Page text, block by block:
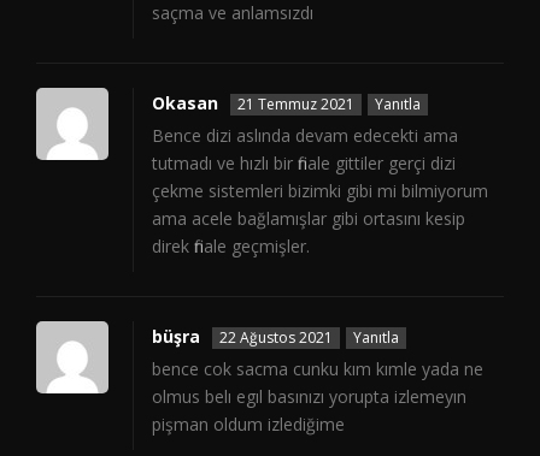
saçma ve anlamsızdı
Okasan 21 Temmuz 2021 Yanıtla
Bence dizi aslında devam edecekti ama
tutmadı ve hızlı bir finale gittiler gerçi dizi
çekme sistemleri bizimki gibi mi bilmiyorum
ama acele bağlamışlar gibi ortasını kesip
direk finale geçmişler.
büşra 22 Ağustos 2021 Yanıtla
bence cok sacma cunku kım kımle yada ne
olmus belı egıl basınızı yorupta izlemeyın
pişman oldum izlediğime